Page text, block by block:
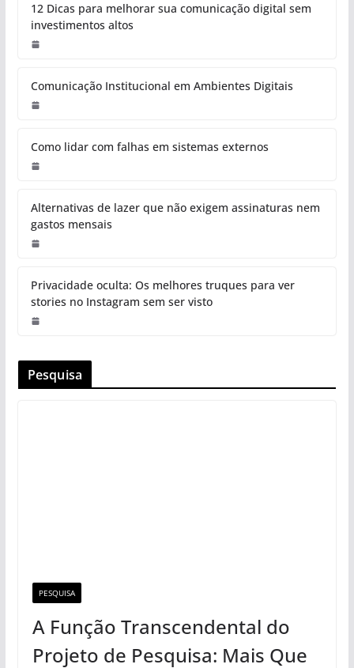
12 Dicas para melhorar sua comunicação digital sem
investimentos altos
Comunicação Institucional em Ambientes Digitais
Como lidar com falhas em sistemas externos
Alternativas de lazer que não exigem assinaturas nem
gastos mensais
Privacidade oculta: Os melhores truques para ver
stories no Instagram sem ser visto
Pesquisa
PESQUISA
A Função Transcendental do
Projeto de Pesquisa: Mais Que